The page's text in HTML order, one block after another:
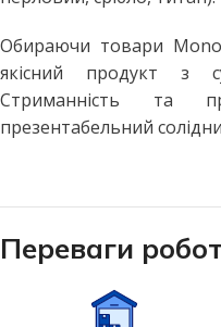
Обираючи товари Mono
якісний продукт з
Стриманність та
презентабельний
Переваги